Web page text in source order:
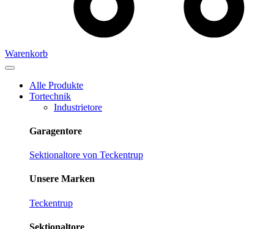
Warenkorb
Alle Produkte
Tortechnik
Industrietore
Garagentore
Sektionaltore von Teckentrup
Unsere Marken
Teckentrup
Sektionaltore